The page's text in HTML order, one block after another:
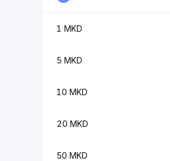
1 MKD
5 MKD
10 MKD
20 MKD
50 MKD